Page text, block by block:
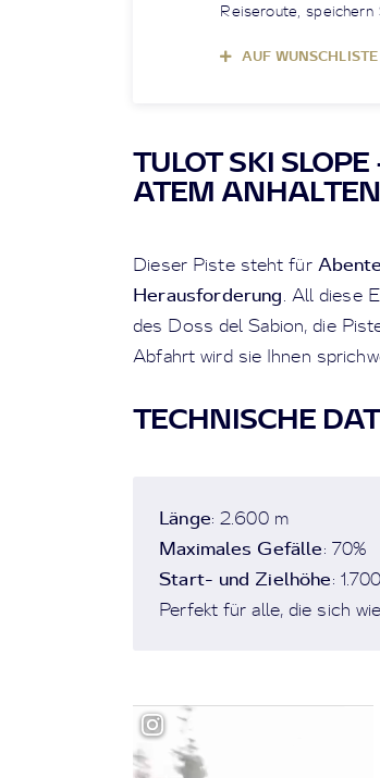
Reiseroute,
AUF
TULOT SKI
ATEM
Dieser Piste steht für
Herausforderung. All diese
des Doss del Sabion, die
Abfahrt wird sie Ihnen
TECHNISCHE
Länge: 2.600 m
Maximales Gefälle: 70%
Start- und Zielhöhe:
Perfekt für alle, die sich